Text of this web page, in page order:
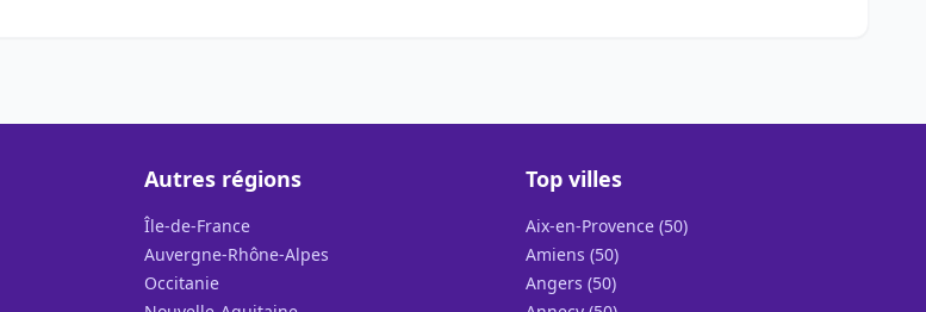
Autres régions
Île-de-France
Auvergne-Rhône-Alpes
Occitanie
Top villes
Aix-en-Provence (50)
Amiens (50)
Angers (50)